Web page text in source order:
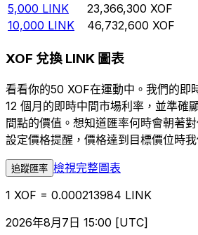
5,000 LINK 23,366,300 XOF
10,000 LINK 46,732,600 XOF
XOF 兌換 LINK 圖表
看看你的50 XOF在運動中。我們的即
12 個月的即時中間市場利率，並準確
間點的價值。想知道匯率何時會朝著
設定價格提醒，價格達到目標價位時我
追蹤匯率 檢視完整圖表
1 XOF = 0.000213984 LINK
2026年8月7日 15:00 [UTC]